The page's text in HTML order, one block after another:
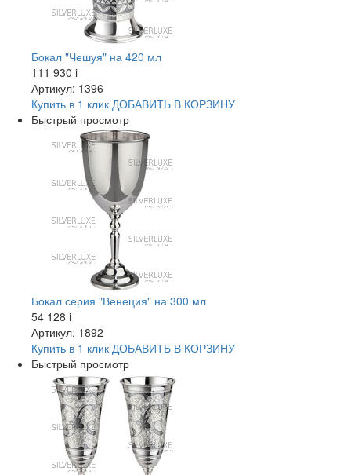
Бокал "Чешуя" на 420 мл
111 930 i
Артикул: 1396
Купить в 1 клик ДОБАВИТЬ В КОРЗИНУ
Быстрый просмотр
Бокал серия "Венеция" на 300 мл
54 128 i
Артикул: 1892
Купить в 1 клик ДОБАВИТЬ В КОРЗИНУ
Быстрый просмотр